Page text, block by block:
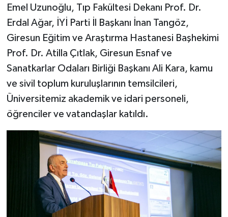
Emel Uzunoğlu, Tıp Fakültesi Dekanı Prof. Dr.
Erdal Ağar, İYİ Parti İl Başkanı İnan Tangöz,
Giresun Eğitim ve Araştırma Hastanesi Başhekimi
Prof. Dr. Atilla Çıtlak, Giresun Esnaf ve
Sanatkarlar Odaları Birliği Başkanı Ali Kara, kamu
ve sivil toplum kuruluşlarının temsilcileri,
Üniversitemiz akademik ve idari personeli,
öğrenciler ve vatandaşlar katıldı.